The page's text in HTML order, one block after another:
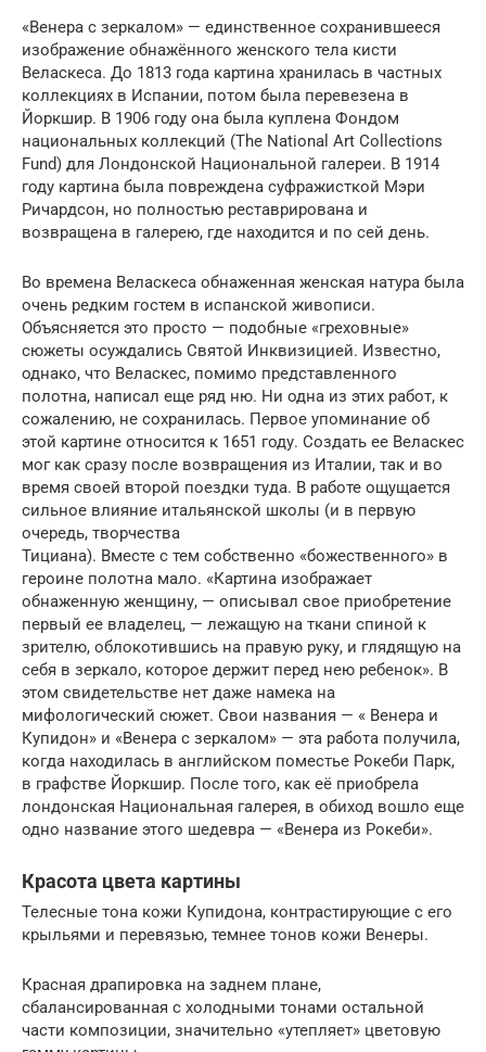
«Венера с зеркалом» — единственное сохранившееся
изображение обнажённого женского тела кисти
Веласкеса. До 1813 года картина хранилась в частных
коллекциях в Испании, потом была перевезена в
Йоркшир. В 1906 году она была куплена Фондом
национальных коллекций (The National Art Collections
Fund) для Лондонской Национальной галереи. В 1914
году картина была повреждена суфражисткой Мэри
Ричардсон, но полностью реставрирована и
возвращена в галерею, где находится и по сей день.
Во времена Веласкеса обнаженная женская натура была
очень редким гостем в испанской живописи.
Объясняется это просто — подобные «греховные»
сюжеты осуждались Святой Инквизицией. Известно,
однако, что Веласкес, помимо представленного
полотна, написал еще ряд ню. Ни одна из этих работ, к
сожалению, не сохранилась. Первое упоминание об
этой картине относится к 1651 году. Создать ее Веласкес
мог как сразу после возвращения из Италии, так и во
время своей второй поездки туда. В работе ощущается
сильное влияние итальянской школы (и в первую
очередь, творчества
Тициана). Вместе с тем собственно «божественного» в
героине полотна мало. «Картина изображает
обнаженную женщину, — описывал свое приобретение
первый ее владелец, — лежащую на ткани спиной к
зрителю, облокотившись на правую руку, и глядящую на
себя в зеркало, которое держит перед нею ребенок». В
этом свидетельстве нет даже намека на
мифологический сюжет. Свои названия — « Венера и
Купидон» и «Венера с зеркалом» — эта работа получила,
когда находилась в английском поместье Рокеби Парк,
в графстве Йоркшир. После того, как её приобрела
лондонская Национальная галерея, в обиход вошло еще
одно название этого шедевра — «Венера из Рокеби».
Красота цвета картины
Телесные тона кожи Купидона, контрастирующие с его
крыльями и перевязью, темнее тонов кожи Венеры.
Красная драпировка на заднем плане,
сбалансированная с холодными тонами остальной
части композиции, значительно «утепляет» цветовую